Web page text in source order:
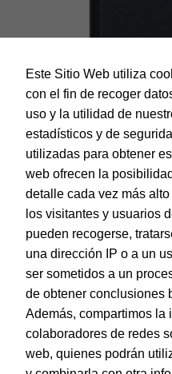
Dohe – Agenda Sintex –
Negro – Catalán
EAN: 8421938114089
© Dohe -
28970 •
Este Sitio Web utiliza
con el fin de recoger
uso y la utilidad de
estadísticos y de
utilizadas para obtener
web ofrecen la
detalle cada vez más
los visitantes y usuarios
pueden recogerse,
una dirección IP o a un
ser sometidos a un
de obtener conclusiones
Además, compartimos la
colaboradores de redes
web, quienes podrán